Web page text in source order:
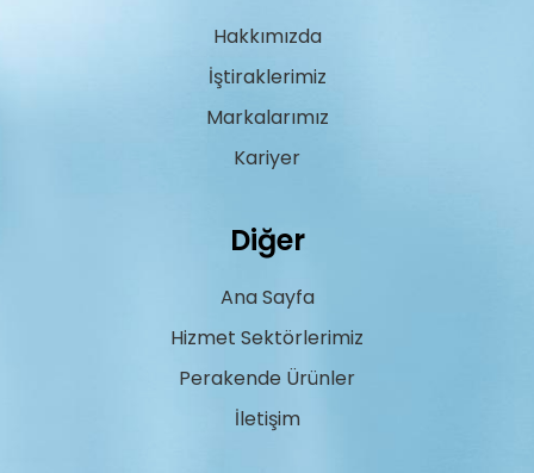
Hakkımızda
İştiraklerimiz
Markalarımız
Kariyer
Diğer
Ana Sayfa
Hizmet Sektörlerimiz
Perakende Ürünler
İletişim